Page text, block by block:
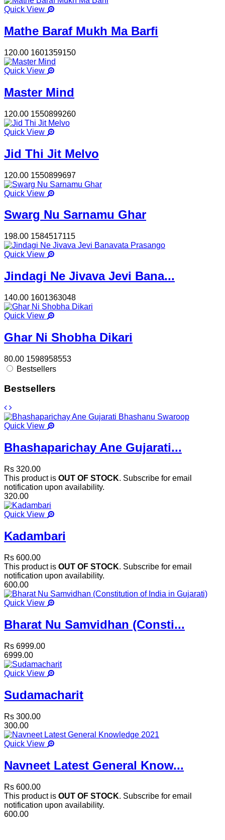
Quick View
Mathe Baraf Mukh Ma Barfi
120.00 1601359150
Quick View
Master Mind
120.00 1550899260
Quick View
Jid Thi Jit Melvo
120.00 1550899697
Quick View
Swarg Nu Sarnamu Ghar
198.00 1584517115
Quick View
Jindagi Ne Jivava Jevi Bana...
140.00 1601363048
Quick View
Ghar Ni Shobha Dikari
80.00 1598958553
Bestsellers
Bestsellers
Quick View
Bhashaparichay Ane Gujarati...
Rs 320.00
This product is OUT OF STOCK. Subscribe for email
notification upon availability.
320.00
Quick View
Kadambari
Rs 600.00
This product is OUT OF STOCK. Subscribe for email
notification upon availability.
600.00
Quick View
Bharat Nu Samvidhan (Consti...
Rs 6999.00
6999.00
Quick View
Sudamacharit
Rs 300.00
300.00
Quick View
Navneet Latest General Know...
Rs 600.00
This product is OUT OF STOCK. Subscribe for email
notification upon availability.
600.00